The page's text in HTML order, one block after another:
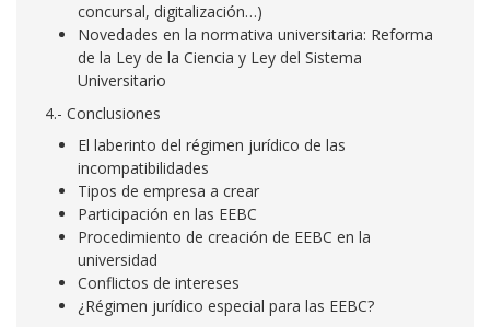
concursal, digitalización…)
Novedades en la normativa universitaria: Reforma
de la Ley de la Ciencia y Ley del Sistema
Universitario
4.- Conclusiones
El laberinto del régimen jurídico de las
incompatibilidades
Tipos de empresa a crear
Participación en las EEBC
Procedimiento de creación de EEBC en la
universidad
Conflictos de intereses
¿Régimen jurídico especial para las EEBC?